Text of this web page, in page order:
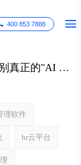
400 853 7888
2026 智能 HR 系统选型指南：如何识别真正的"AI 原生"管理平台？
理软件
hr云平台